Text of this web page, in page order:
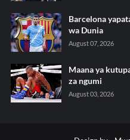
Barcelona
wa Dunia
August 07, 2026
Maana ya
za ngumi
August 03, 2026